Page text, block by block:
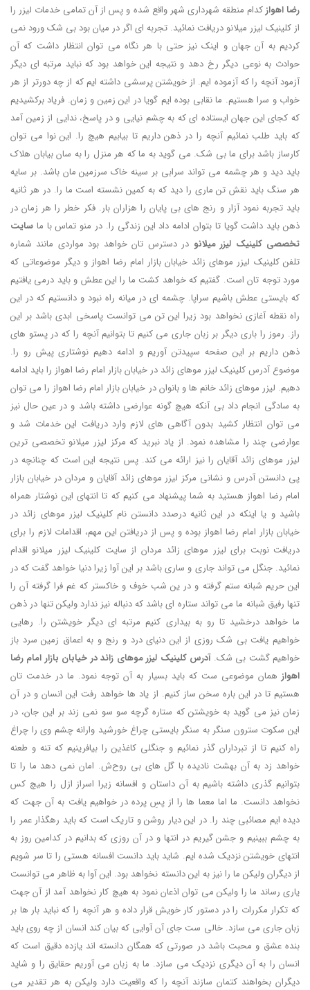
رضا اهوازکدام منطقه شهرداری شهر واقع شده و پس از آن تمامی خدمات لیزر را
از کلینیک لیزر میلانو دریافت نمائید. تجربه ای اگر در میان بود بی شک ورود نمی
کردیم به آن جهان و اینک نیز حتی با هر نگاه می توان انتظار داشت که آن
حوادث به نوعی دیگر رخ دهد و نتیجه این خواهد بود که نباید مرتبه ای دیگر
آزمود آنچه را که آزموده ایم. از خویشتن پرسشی داشته ایم که از چه دورتر از هر
خواب و سرا هستیم. ما نقابی بوده ایم گویا در این زمین و زمان. فریاد برکشیدیم
که کجای این جهان ایستاده ای که به چشم نیایی و در پاسخ، ندایی از زمین آمد
که باید طلب نمائیم آنچه را در ذهن داریم تا بیابیم هیچ را. این نوا می توان
کارساز باشد برای ما بی شک. می گوید به ما که هر منزل را به سان بیابان هلاک
باید دید و هر چشمه می تواند سرابی بر سینه خاک سرزمین مان باشد. بر سایه
هر سنگ باید نقش تن ماری را دید که به کمین نشسته است ما را. در هر ثانیه
باید تجربه نمود آزار و رنج های بی پایان را هزاران بار. فکر خطر را هر زمان در
ذهن باید داشت گویا تا بتوان ادامه داد این زندگی را. در منو تماس با ما سایت
تخصصی کلینیک لیزر میلانو در دسترس تان خواهد بود مواردی مانند شماره
تلفن کلینیک لیزر موهای زائد خیابان بازار امام رضا اهواز و دیگر موضوعاتی که
مورد توجه تان است. گفتیم که خواهد کشت ما را این عطش و باید درمی یافتیم
که بایستی عطش باشیم سراپا. چشمه ای در میانه راه نبود و دانستیم که در این
راه نقطه آغازی نخواهد بود زیرا این تن می توانست پاسخی ابدی باشد بر این
راز. رموز را باری دیگر بر زبان جاری می کنیم تا بتوانیم آنچه را که در پستو های
ذهن داریم بر این صفحه سپیدتن آوریم و ادامه دهیم نوشتاری پیش رو را.
موضوع آدرس کلینیک لیزر موهای زائد در خیابان بازار امام رضا اهواز را باید ادامه
دهیم. لیزر موهای زائد خانم ها و بانوان در خیابان بازار امام رضا اهواز را می توان
به سادگی انجام داد بی آنکه هیچ گونه عوارضی داشته باشد و در عین حال نیز
می توان انتظار کشید بدون آگاهی های لازم وارد دریافت این خدمات شد و
عوارضی چند را مشاهده نمود. از یاد نبرید که مرکز لیزر میلانو تخصصی ترین
لیزر موهای زائد آقایان را نیز ارائه می کند. پس نتیجه این است که چنانچه در
پی دانستن آدرس و نشانی مرکز لیزر موهای زائد آقایان و مردان در خیابان بازار
امام رضا اهواز هستید به شما پیشنهاد می کنیم که تا انتهای این نوشتار همراه
باشید و یا اینکه در این ثانیه درصدد دانستن نام کلینیک لیزر موهای زائد در
خیابان بازار امام رضا اهواز بوده و پس از دریافتن این مهم، اقدامات لازم را برای
دریافت نوبت برای لیزر موهای زائد مردان از سایت کلینیک لیزر میلانو اقدام
نمائید. جنگل می تواند جاری و ساری باشد بر این آوا زیرا دنیا خواهد گفت که در
این حریم شبانه ستم گرفته و در ین شب خوف و خاکستر که غم فرا گرفته آن را
تنها رفیق شبانه ما می تواند ستاره ای باشد که دنباله نیز ندارد ولیکن تنها در ذهن
ما خواهد درخشید تا رو به بیداری کنیم مرتبه ای دیگر خویشتن را. رهایی
خواهیم یافت بی شک روزی از این دنیای درد و رنج و به اعماق زمین سرد باز
خواهیم گشت بی شک.آدرس کلینیک لیزر موهای زائد در خیابان بازار امام رضا
اهواز همان موضوعی ست که باید بسیار به آن توجه نمود. ما در خدمت تان
هستیم تا در این باره سخن ساز کنیم. از یاد ها خواهد رفت این انسان و در آن
زمان نیز می گوید به خویشتن که ستاره گرچه سو سو نمی زند بر این جان، در
این سکوت سترون سنگر به سنگر بایستی چراغ خورشید وارانه چشم وی را چراغ
راه کنیم تا از تبرداران گذر نمائیم و جنگلی کاغذین را بیافرینیم که تنه و طعنه
خواهد زد به آن بهشت نادیده با گل های بی روح‌ش. امان نمی دهد ما را تا
بتوانیم گذری داشته باشیم به آن داستان و افسانه زیرا اسراز ازل را هیچ کس
نخواهد دانست. ما اما معما ها را از پسِ پرده در خواهیم یافت به آن جهت که
دیده ایم مصائبی چند را. در این دیار روشن و تاریک است که باید رهگذار عمر را
به چشم ببینیم و جشن گیریم در انتها و در آن روزی که بدانیم در کدامین روز به
انتهای خویشتن نزدیک شده ایم. شاید باید دانست افسانه هستی را تا سر شویم
از دیگران ولیکن ما را نیز به این دانسته نخواهد بود. این آوا به ظاهر می توانست
یاری رساند ما را ولیکن می توان اذعان نمود به هیچ کار نخواهد آمد از آن جهت
که تکرار مکررات را در دستور کار خویش قرار داده و هر آنچه را که نباید بار ها بر
زبان جاری می سازد. خالی ست جای آن آوایی که بیان کند انسان از چه روی باید
بنده عشق و محبت باشد در صورتی که همگان دانسته اند یازده دقیق است که
انسان را به آن دیگری نزدیک می سازد. ما به زبان می آوریم حقایق را و شاید
دیگران بخواهند کتمان سازند آنچه را که واقعیت دارد ولیکن به هر تقدیر می